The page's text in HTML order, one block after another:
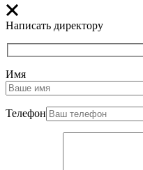
Написать директору
Имя
Телефон